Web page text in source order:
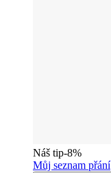
Náš tip-8%
Můj seznam přání